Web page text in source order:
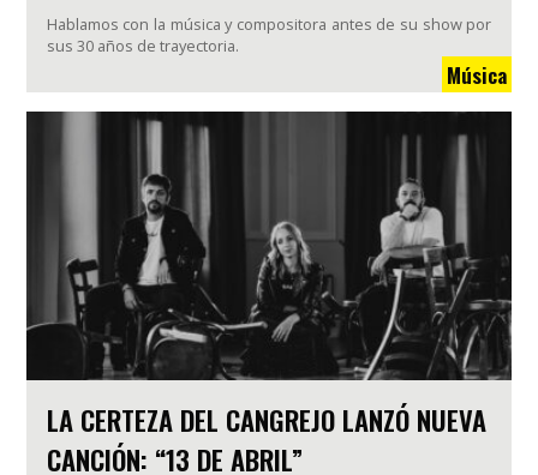
Hablamos con la música y compositora antes de su show por
sus 30 años de trayectoria.
Música
LA CERTEZA DEL CANGREJO LANZÓ NUEVA
CANCIÓN: “13 DE ABRIL”